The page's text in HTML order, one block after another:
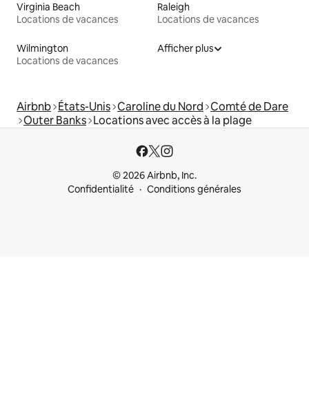
Virginia Beach
Locations de vacances
Raleigh
Locations de vacances
Wilmington
Locations de vacances
Afficher plus
Airbnb États-Unis Caroline du Nord Comté de Dare
Outer Banks Locations avec accès à la plage
© 2026 Airbnb, Inc.
Confidentialité
Conditions générales